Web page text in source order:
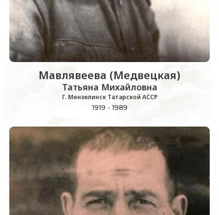
Мавлявеева (Медвецкая)
Татьяна Михайловна
Г. Мензелинск Татарской АССР
1919 - 1989